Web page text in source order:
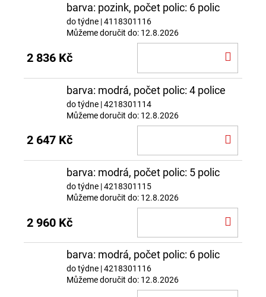
barva: pozink, počet polic: 6 polic
do týdne | 4118301116
Můžeme doručit do: 12.8.2026
2 836 Kč
barva: modrá, počet polic: 4 police
do týdne | 4218301114
Můžeme doručit do: 12.8.2026
2 647 Kč
barva: modrá, počet polic: 5 polic
do týdne | 4218301115
Můžeme doručit do: 12.8.2026
2 960 Kč
barva: modrá, počet polic: 6 polic
do týdne | 4218301116
Můžeme doručit do: 12.8.2026